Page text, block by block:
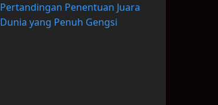
Pertandingan Penentuan Juara
Dunia yang Penuh Gengsi